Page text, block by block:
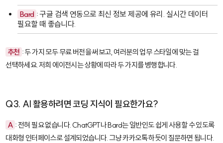
Bard : 구글 검색 연동으로 최신 정보 제공에 유리. 실시간 데이터
필요할 때 좋습니다.
추천 : 두 가지 모두 무료 버전을 써보고, 여러분의 업무 스타일에 맞는 걸
선택하세요. 저희 에이전시는 상황에 따라 두 가지를 병행합니다.
Q3. AI 활용하려면 코딩 지식이 필요한가요?
A : 전혀 필요 없습니다. ChatGPT나 Bard는 일반인도 쉽게 사용할 수 있도록
대화형 인터페이스로 설계되었습니다. 그냥 카카오톡 하듯이 질문하면 됩니다.